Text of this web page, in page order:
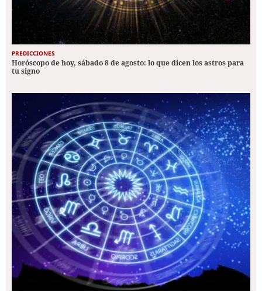
PREDICCIONES
Horóscopo de hoy, sábado 8 de agosto: lo que dicen los astros para
tu signo